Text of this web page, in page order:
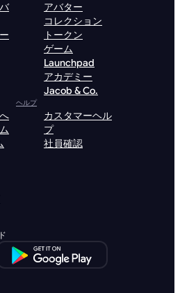
アバター
コレクション
トークン
ゲーム
Launchpad
アカデミー
Jacob & Co.
ヘルプ
カスタマーヘル
プ
社員確認